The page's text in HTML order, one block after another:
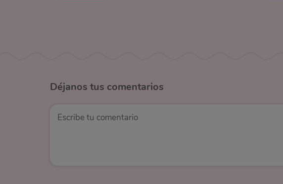
Déjanos tus comentarios